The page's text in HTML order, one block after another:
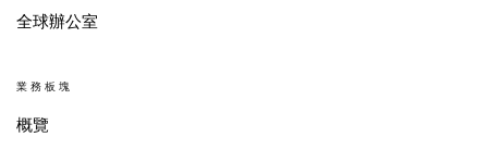
全球辦公室
業務板塊
概覽